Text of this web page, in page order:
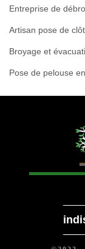
Entreprise de
Artisan pose de
Broyage et
Pose de pelouse